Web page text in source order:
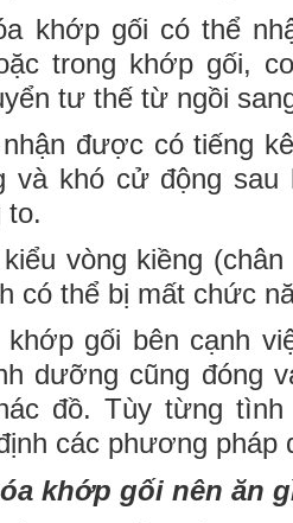
khớp gối có thể
trong khớp gối,
tư thế từ ngồi
được có tiếng
và khó cử động sau
to.
vòng kiềng
có thể bị mất chức
gối bên cạnh
dưỡng cũng đóng
đồ. Tùy từng
các phương pháp
khớp gối nên ăn